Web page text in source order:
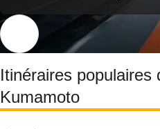
Itinéraires populaires
Kumamoto